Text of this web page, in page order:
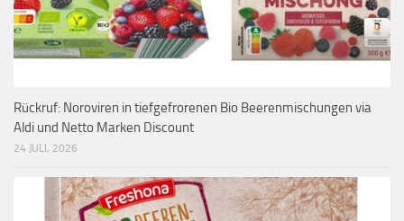
Rückruf: Noroviren in tiefgefrorenen Bio Beerenmischungen via
Aldi und Netto Marken Discount
24 JULI, 2026